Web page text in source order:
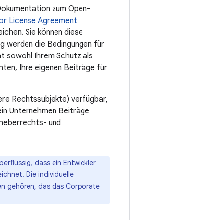
zum Open-
License Agreement
Sie können diese
werden die Bedingungen für
sowohl Ihrem Schutz als
Ihre eigenen Beiträge für
Rechtssubjekte) verfügbar,
Unternehmen Beiträge
und
dass ein Entwickler
Die individuelle
gehören, das das Corporate